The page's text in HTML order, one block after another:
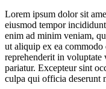
Lorem ipsum dolor sit
eiusmod tempor
enim ad minim veniam,
ut aliquip ex ea
reprehenderit in
pariatur. Excepteur sint
culpa qui officia deserunt